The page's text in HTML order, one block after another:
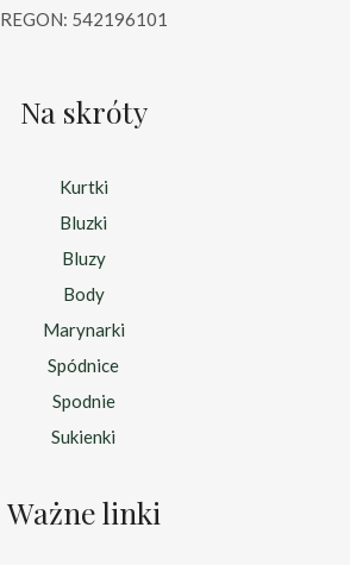
REGON: 542196101
Na skróty
Kurtki
Bluzki
Bluzy
Body
Marynarki
Spódnice
Spodnie
Sukienki
Ważne linki